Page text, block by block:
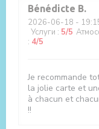
Bénédicte B
2026-06-18 -
Услуги : 5/5
: 4/5
Je recommande
la jolie carte et
à chacun et
!!